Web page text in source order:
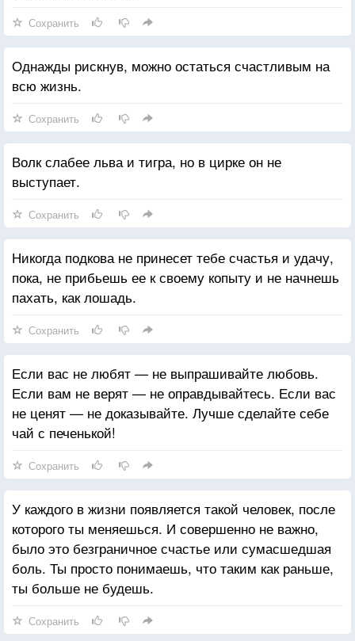
Сохранить
Однажды рискнув, можно остаться счастливым на
всю жизнь.
Сохранить
Волк слабее льва и тигра, но в цирке он не
выступает.
Сохранить
Никогда подкова не принесет тебе счастья и удачу,
пока, не прибьешь ее к своему копыту и не начнешь
пахать, как лошадь.
Сохранить
Если вас не любят — не выпрашивайте любовь.
Если вам не верят — не оправдывайтесь. Если вас
не ценят — не доказывайте. Лучше сделайте себе
чай с печенькой!
Сохранить
У каждого в жизни появляется такой человек, после
которого ты меняешься. И совершенно не важно,
было это безграничное счастье или сумасшедшая
боль. Ты просто понимаешь, что таким как раньше,
ты больше не будешь.
Сохранить